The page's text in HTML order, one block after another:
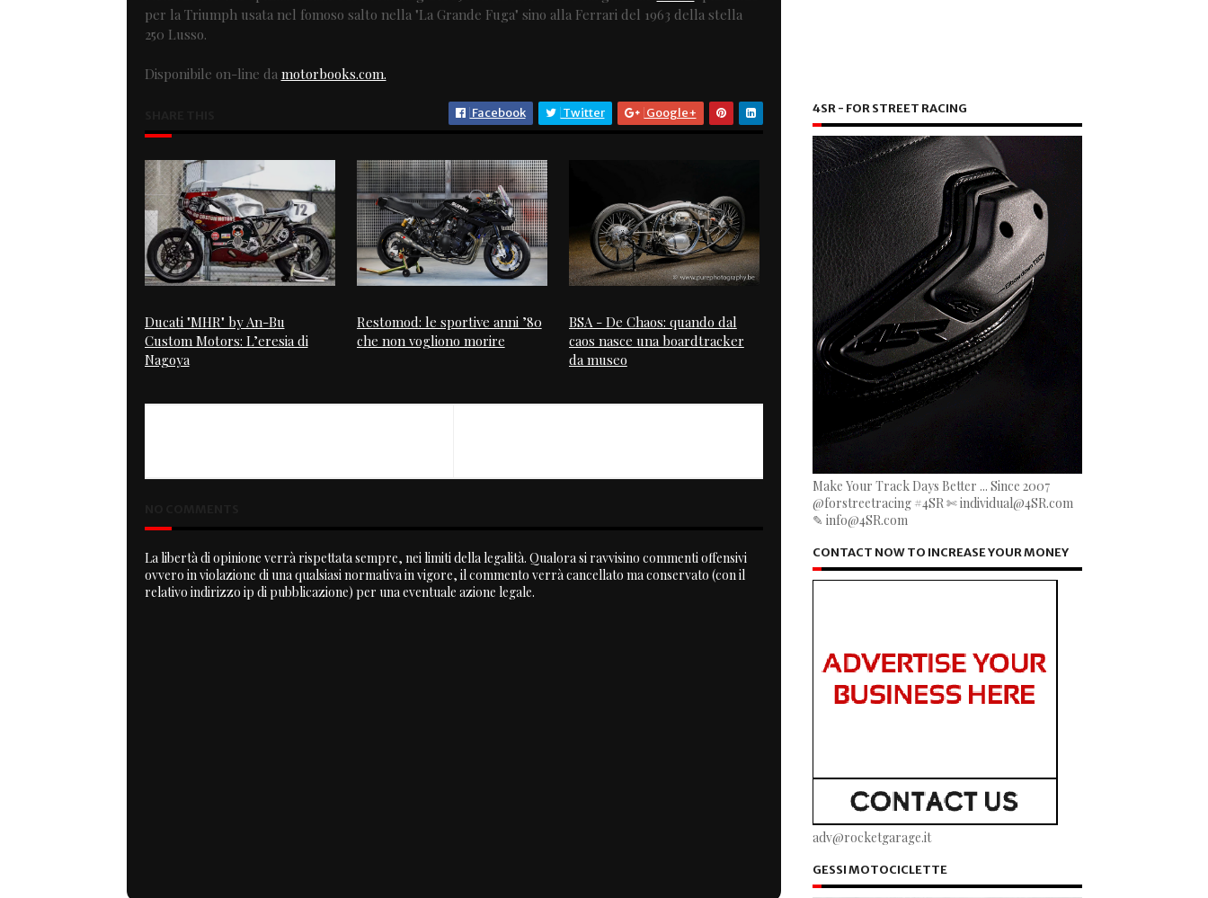
per la Triumph usata nel fomoso salto nella "La Grande Fuga" sino alla Ferrari del 1963 della stella
250 Lusso.
Disponibile on-line da motorbooks.com.
Facebook Twitter Google+
Ducati "MHR" by An-Bu
Custom Motors: L’eresia di
Nagoya
Restomod: le sportive anni ’80
che non vogliono morire
BSA - De Chaos: quando dal
caos nasce una boardtracker
da museo
La libertà di opinione verrà rispettata sempre, nei limiti della legalità. Qualora si ravvisino commenti offensivi
ovvero in violazione di una qualsiasi normativa in vigore, il commento verrà cancellato ma conservato (con il
relativo indirizzo ip di pubblicazione) per una eventuale azione legale.
4SR - FOR STREET RACING
Make Your Track Days Better ... Since 2007
@forstreetracing #4SR ✄ individual@4SR.com
✎ info@4SR.com
CONTACT NOW TO INCREASE YOUR MONEY
adv@rocketgarage.it
GESSI MOTOCICLETTE